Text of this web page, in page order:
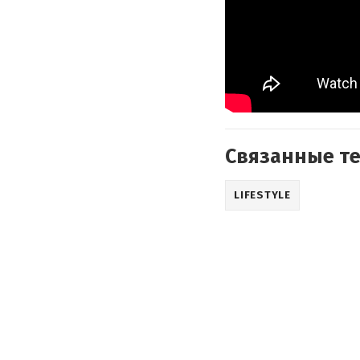
Связанные
LIFESTYLE